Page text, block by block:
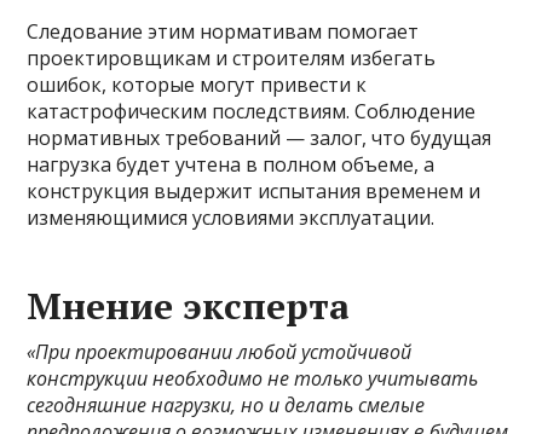
Следование этим нормативам помогает
проектировщикам и строителям избегать
ошибок, которые могут привести к
катастрофическим последствиям. Соблюдение
нормативных требований — залог, что будущая
нагрузка будет учтена в полном объеме, а
конструкция выдержит испытания временем и
изменяющимися условиями эксплуатации.
Мнение эксперта
«При проектировании любой устойчивой
конструкции необходимо не только учитывать
сегодняшние нагрузки, но и делать смелые